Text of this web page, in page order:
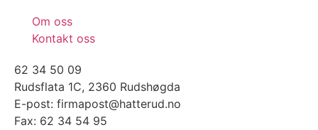
Om oss
Kontakt oss
62 34 50 09
Rudsflata 1C, 2360 Rudshøgda
E-post: firmapost@hatterud.no
Fax: 62 34 54 95